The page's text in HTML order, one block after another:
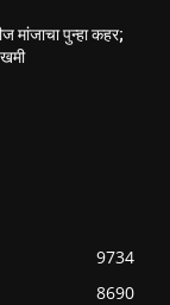
मांजाचा पुन्हा कहर;
9734
8690